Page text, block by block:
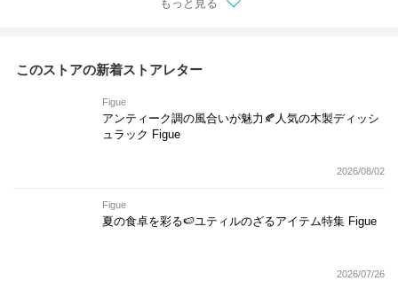
もっと見る
このストアの新着ストアレター
Figue
アンティーク調の風合いが魅力🍂人気の木製ディッシ
ュラック Figue
2026/08/02
Figue
夏の食卓を彩る🍉ユティルのざるアイテム特集 Figue
2026/07/26